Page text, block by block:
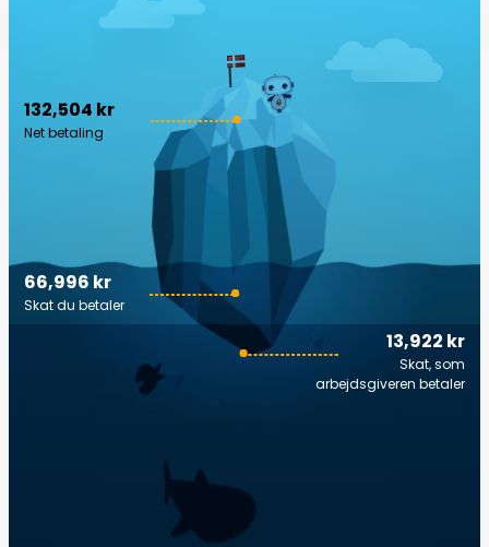
132,504 kr
Net betaling
13,922 kr
Skat, som
arbejdsgiveren betaler
66,996 kr
Skat du betaler